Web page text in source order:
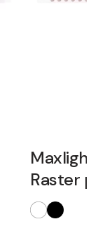
Raster